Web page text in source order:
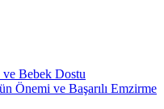
Bebek Dostu
Önemi ve Başarılı Emzirme